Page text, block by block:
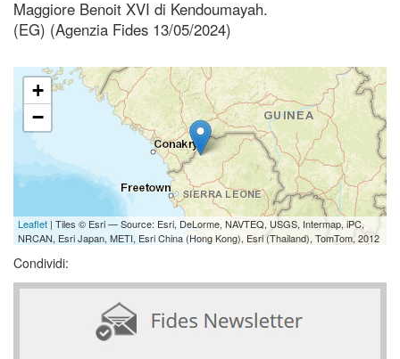
Maggiore Benoit XVI di Kendoumayah.
(EG) (Agenzia Fides 13/05/2024)
+
−
Leaflet | Tiles © Esri — Source: Esri, DeLorme, NAVTEQ, USGS, Intermap, iPC,
NRCAN, Esri Japan, METI, Esri China (Hong Kong), Esri (Thailand), TomTom, 2012
Condividi: